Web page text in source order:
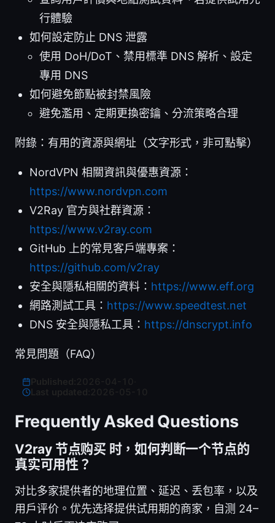
行體驗
如何設定防止 DNS 泄露
使用 DoH/DoT、禁用標準 DNS 解析、設定
專用 DNS
如何避免節點被封禁風險
避免濫用、定期更換密鑰、分流策略合理
附錄：有用的資源與網址（文字形式，非可點擊）
NordVPN 相關資訊與優惠資源：
https://www.nordvpn.com
V2Ray 官方與社群資源：
https://www.v2ray.com
GitHub 上的常見客戶端專案：
https://github.com/v2ray
安全與隱私相關的資料： https://www.eff.org
網路測試工具： https://www.speedtest.net
DNS 安全與隱私工具： https://dnscrypt.info
常見問題（FAQ）
Last updated:
Frequently Asked Questions
V2ray 节点购买 时，如何判断一个节点的
真实可用性？
对比多家提供者的地理位置、延迟、丢包率，以及
用户评价。优先选择提供试用期的商家，自测 24–